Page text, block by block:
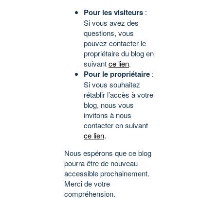
Pour les visiteurs :
Si vous avez des
questions, vous
pouvez contacter le
propriétaire du blog en
suivantce lien.
Pour le propriétaire :
Si vous souhaitez
rétablir l’accès à votre
blog, nous vous
invitons à nous
contacter en suivant
ce lien.
Nous espérons que ce blog
pourra être de nouveau
accessible prochainement.
Merci de votre
compréhension.